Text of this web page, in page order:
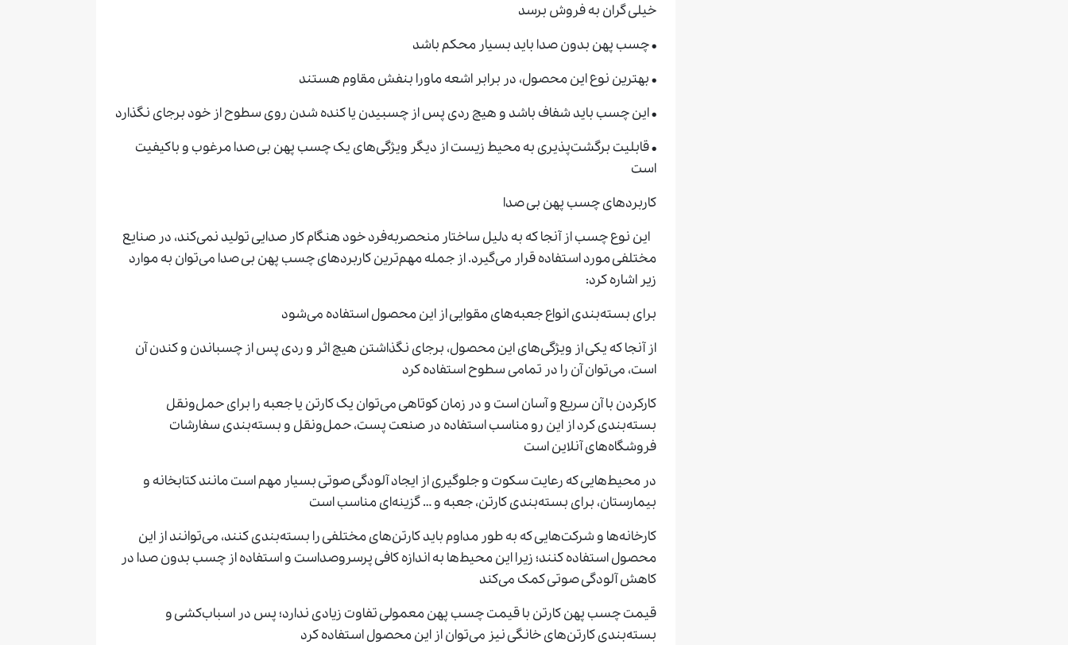
خیلی گران به فروش برسد
• چسب پهن بدون صدا باید بسیار محکم باشد
• بهترین نوع این محصول، در برابر اشعه ماورا بنفش مقاوم هستند
• این چسب باید شفاف باشد و هیچ ردی پس از چسبیدن یا کنده شدن روی سطوح از خود برجای نگذارد
• قابلیت برگشت‌پذیری به محیط زیست از دیگر ویژگی‌های یک چسب پهن بی صدا مرغوب و باکیفیت
است
کاربردهای چسب پهن بی صدا
این نوع چسب از آنجا که به دلیل ساختار منحصربه‌فرد خود هنگام کار صدایی تولید نمی‌کند، در صنایع
مختلفی مورد استفاده قرار می‌گیرد. از جمله مهم‌ترین کاربردهای چسب پهن بی صدا می‌توان به موارد
زیر اشاره کرد:
برای بسته‌بندی انواع جعبه‌های مقوایی از این محصول استفاده می‌شود
از آنجا که یکی از ویژگی‌های این محصول، برجای نگذاشتن هیچ اثر و ردی پس از چسباندن و کندن آن
است، می‌توان آن را در تمامی سطوح استفاده کرد
کارکردن با آن سریع و آسان است و در زمان کوتاهی می‌توان یک کارتن یا جعبه را برای حمل‌ونقل
بسته‌بندی کرد از این رو مناسب استفاده در صنعت پست، حمل‌ونقل و بسته‌بندی سفارشات
فروشگاه‌های آنلاین است
در محیط‌هایی که رعایت سکوت و جلوگیری از ایجاد آلودگی صوتی بسیار مهم است مانند کتابخانه و
بیمارستان، برای بسته‌بندی کارتن، جعبه و … گزینه‌ای مناسب است
کارخانه‌ها و شرکت‌هایی که به طور مداوم باید کارتن‌های مختلفی را بسته‌بندی کنند، می‌توانند از این
محصول استفاده کنند؛ زیرا این محیط‌ها به اندازه کافی پرسروصداست و استفاده از چسب بدون صدا در
کاهش آلودگی صوتی کمک می‌کند
قیمت چسب پهن کارتن با قیمت چسب پهن معمولی تفاوت زیادی ندارد؛ پس در اسباب‌کشی و
بسته‌بندی کارتن‌های خانگی نیز می‌توان از این محصول استفاده کرد